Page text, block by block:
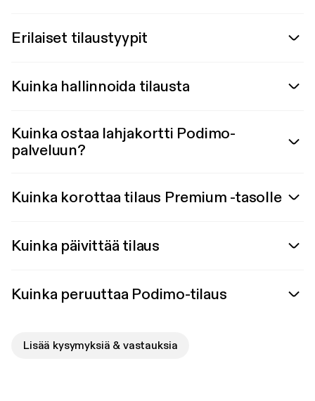
Erilaiset tilaustyypit
Kuinka hallinnoida tilausta
Kuinka ostaa lahjakortti Podimo-
palveluun?
Kuinka korottaa tilaus Premium -tasolle
Kuinka päivittää tilaus
Kuinka peruuttaa Podimo-tilaus
Lisää kysymyksiä & vastauksia